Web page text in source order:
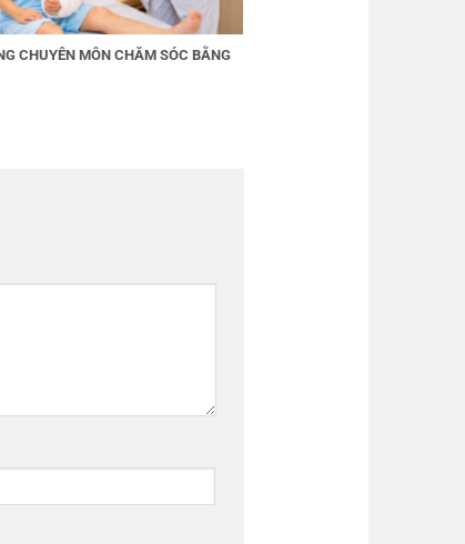
CHUYÊN MÔN CHĂM SÓC BẰNG